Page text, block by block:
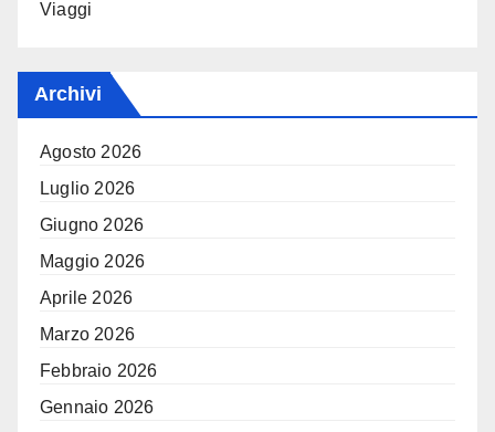
Viaggi
Archivi
Agosto 2026
Luglio 2026
Giugno 2026
Maggio 2026
Aprile 2026
Marzo 2026
Febbraio 2026
Gennaio 2026